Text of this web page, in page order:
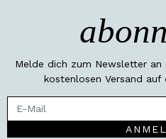
Melde dich zum Newsletter
kostenlosen Versand